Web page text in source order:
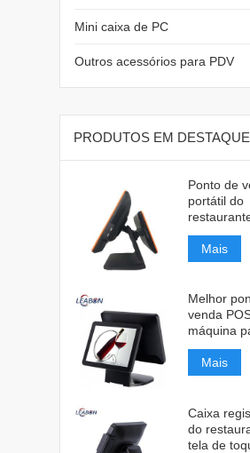
Mini caixa de PC
Outros acessórios para PDV
PRODUTOS EM DESTAQUE
Ponto de
portátil do
caixa
Mais
Melhor
venda
máquina
restaurante
Mais
Caixa
do
tela de